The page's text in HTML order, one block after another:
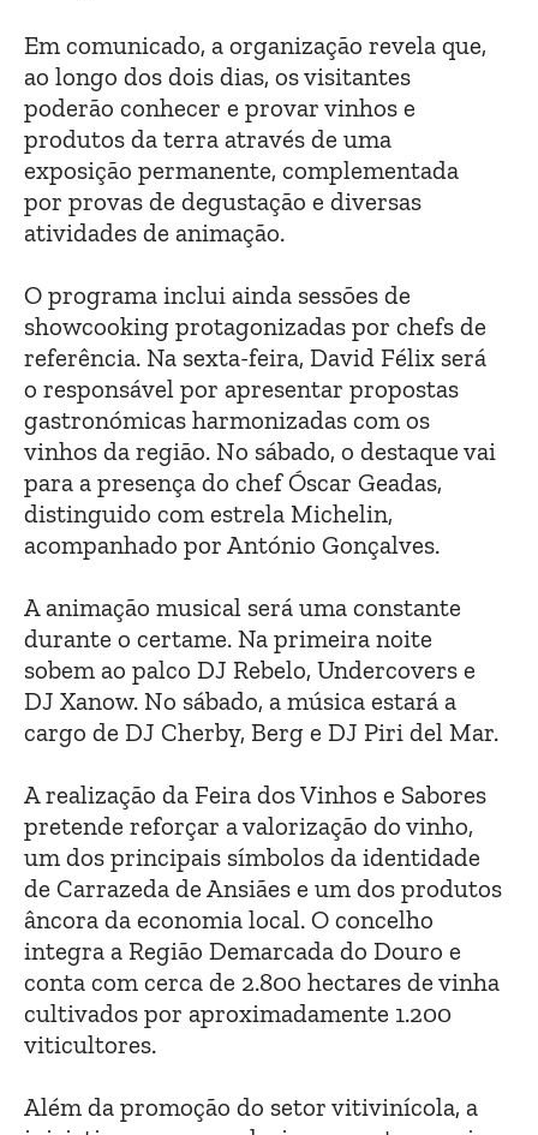
Em comunicado, a organização revela que,
ao longo dos dois dias, os visitantes
poderão conhecer e provar vinhos e
produtos da terra através de uma
exposição permanente, complementada
por provas de degustação e diversas
atividades de animação.
O programa inclui ainda sessões de
showcooking protagonizadas por chefs de
referência. Na sexta-feira, David Félix será
o responsável por apresentar propostas
gastronómicas harmonizadas com os
vinhos da região. No sábado, o destaque vai
para a presença do chef Óscar Geadas,
distinguido com estrela Michelin,
acompanhado por António Gonçalves.
A animação musical será uma constante
durante o certame. Na primeira noite
sobem ao palco DJ Rebelo, Undercovers e
DJ Xanow. No sábado, a música estará a
cargo de DJ Cherby, Berg e DJ Piri del Mar.
A realização da Feira dos Vinhos e Sabores
pretende reforçar a valorização do vinho,
um dos principais símbolos da identidade
de Carrazeda de Ansiães e um dos produtos
âncora da economia local. O concelho
integra a Região Demarcada do Douro e
conta com cerca de 2.800 hectares de vinha
cultivados por aproximadamente 1.200
viticultores.
Além da promoção do setor vitivinícola, a